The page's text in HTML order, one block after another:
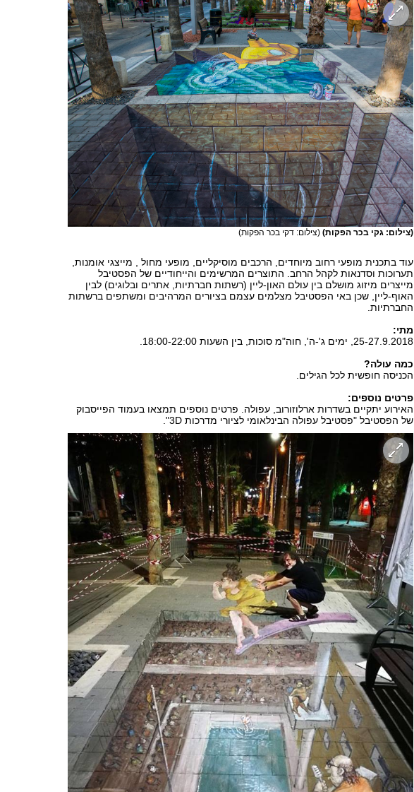
(צילום: גקי בכר הפקות) (צילום: דקי בכר הפקות)
עוד בתכנית מופעי רחוב מיוחדים, הרכבים מוסיקליים, מופעי מחול , מייצגי אומנות,
תערוכות וסדנאות לקהל הרחב. התוצרים המרשימים והייחודיים של הפסטיבל
מייצרים מיזוג מושלם בין עולם האון-ליין (רשתות חברתיות, אתרים ובלוגים) לבין
האוף-ליין, שכן באי הפסטיבל מצלמים עצמם בציורים המרהיבים ומשתפים ברשתות
החברתיות.
מתי:
25-27.9.2018, ימים ג'-ה', חוה"מ סוכות, בין השעות 18:00-22:00.
כמה עולה?
הכניסה חופשית לכל הגילים.
פרטים נוספים:
האירוע יתקיים בשדרות ארלוזורוב, עפולה. פרטים נוספים תמצאו בעמוד הפייסבוק
של הפסטיבל "פסטיבל עפולה הבינלאומי לציורי מדרכות 3D".